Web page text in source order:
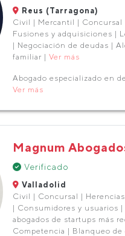
Reus (Tarragona)
Civil | Mercantil | Concursal
Fusiones y adquisiciones |
| Negociación de deudas |
familiar | Ver más
Abogado especializado en
Ver más
Magnum
Verificado
Valladolid
Civil | Concursal |
| Consumidores y usuarios
abogados de startups más
Competencia | Blanqueo de